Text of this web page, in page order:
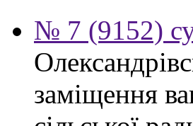
№ 7 (9152)
заміщення